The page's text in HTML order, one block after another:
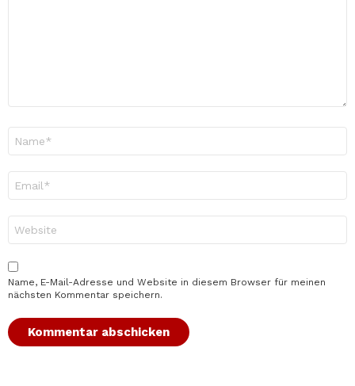
Mail-
Adresse
*
Name, E-Mail-Adresse und Website in diesem Browser für meinen
nächsten Kommentar speichern.